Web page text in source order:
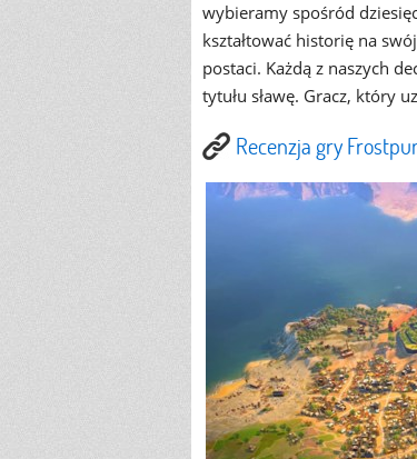
wybieramy spośród
kształtować historię na
postaci. Każdą z naszych
tytułu sławę. Gracz, który
Recenzja gry